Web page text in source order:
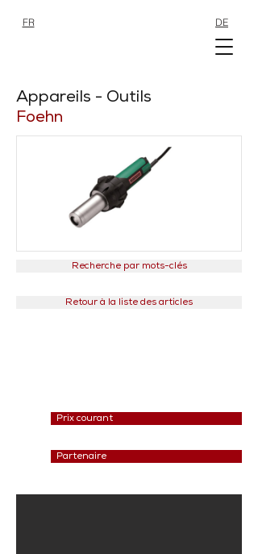
FR DE
Appareils - Outils
Foehn
Recherche par mots-clés
Retour à la liste des articles
Prix courant
Partenaire